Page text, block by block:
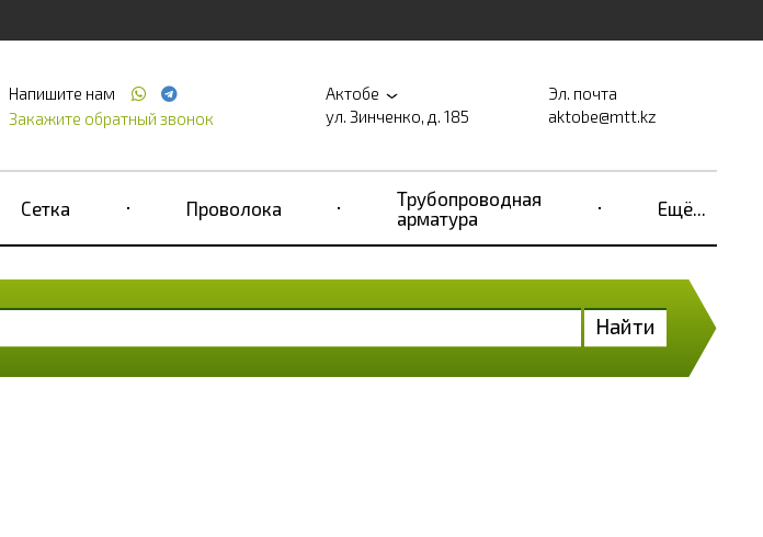
Напишите нам
Закажите обратный звонок
Актобе
ул. Зинченко, д. 185
Эл. почта
aktobe@mtt.kz
Сетка Проволока
Трубопроводная
арматура
Ещё...
Найти